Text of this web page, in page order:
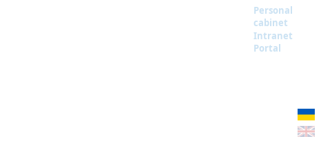
Personal
cabinet
Intranet
Portal